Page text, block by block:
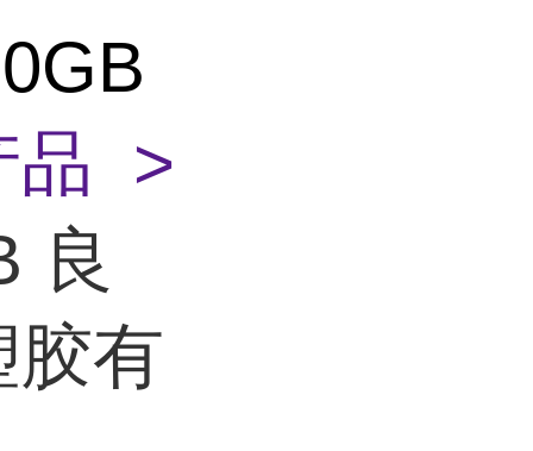
品 >
良
胶有